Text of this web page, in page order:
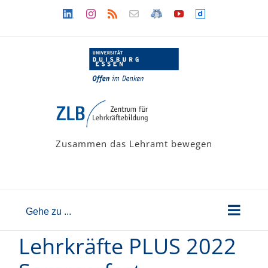
LinkedinInstagram
Rss Newsletter
LehramtsWiki
YouTubeDailymotion
Zusammen das Lehramt bewegen
Gehe zu ...
Lehrkräfte PLUS 2022